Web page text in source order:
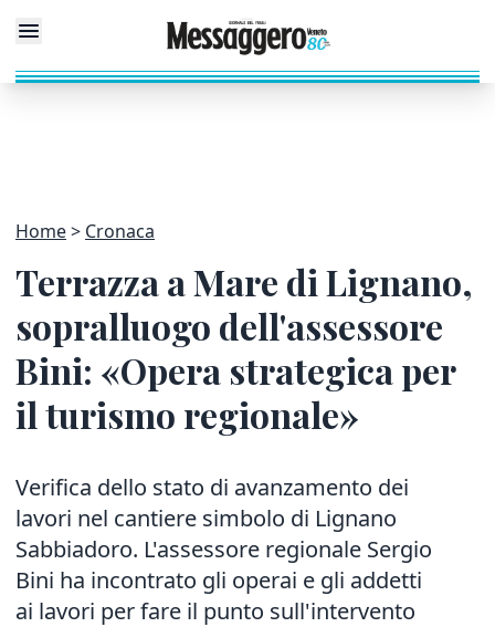
Home Cronaca
Terrazza a Mare di Lignano,
sopralluogo dell'assessore
Bini: «Opera strategica per
il turismo regionale»
Verifica dello stato di avanzamento dei
lavori nel cantiere simbolo di Lignano
Sabbiadoro. L'assessore regionale Sergio
Bini ha incontrato gli operai e gli addetti
ai lavori per fare il punto sull'intervento